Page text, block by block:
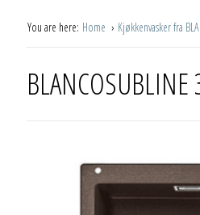
You are here: Home Kjøkkenvasker fra
BLANCOSUBLINE